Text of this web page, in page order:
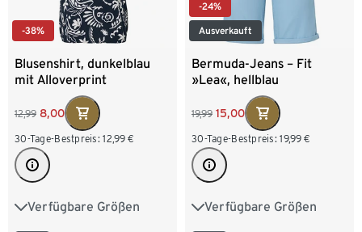
-38%
Blusenshirt, dunkelblau
mit Alloverprint
12,99 8,00
30-Tage-Bestpreis: 12,99 €
Verfügbare Größen
S 36/38 M 40/42
-24%
Ausverkauft
Bermuda-Jeans – Fit
»Lea«, hellblau
19,99 15,00
30-Tage-Bestpreis: 19,99 €
Verfügbare Größen
36 38 40 42